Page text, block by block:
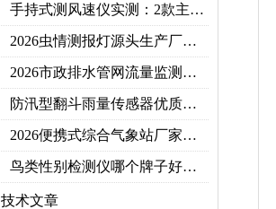
手持式测风速仪实测：2款主流型号参数对比+3类应用场景
2026虫情测报灯源头生产厂家优选推荐：云境天合
2026市政排水管网流量监测系统top10推荐榜：高精度+多维度监测管网环境
防汛型翻斗雨量传感器优质厂家 TOP5 榜首
2026便携式综合气象站厂家排行！应急临时建站首选双品牌
鸟类性别检测仪哪个牌子好？2026禽类性别快速鉴别设备品牌推荐
技术文章